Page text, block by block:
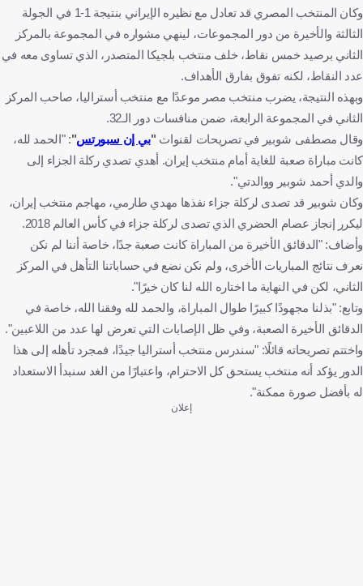
وكان المنتخب المصري قد تعادل مع نظيره الإيراني بنتيجة 1-1 في الجولة
الثالثة والأخيرة من دور المجموعات، لينهي مشواره في المجموعة بالمركز
الثاني برصيد خمس نقاط، خلف منتخب بلجيكا المتصدر، الذي تساوى معه في
عدد النقاط، لكنه تفوق بفارق الأهداف.
وبهذه النتيجة، يضرب منتخب مصر موعدًا مع منتخب أستراليا، صاحب المركز
الثاني في المجموعة الرابعة، ضمن منافسات دور الـ32.
وقال مصطفى شوبير في تصريحات لقنوات "بي إن سبورتس": "الحمد لله،
كانت مباراة صعبة للغاية أمام منتخب إيران. أهدي تصدي ركلة الجزاء إلى
والدي أحمد شوبير ووالدتي".
وكان شوبير قد تصدى لركلة جزاء نفذها مهدي طارمي، مهاجم منتخب إيران،
ليكرر إنجاز عصام الحضري الذي تصدى لركلة جزاء في كأس العالم 2018.
وأضاف: "الدقائق الأخيرة من المباراة كانت صعبة جدًا، خاصة أننا لم نكن
نعرف نتائج المباريات الأخرى، ولم نكن نضع في حساباتنا التأهل في المركز
الثاني، لكن في النهاية ما اختاره الله لنا كان خيرًا".
وتابع: "بذلنا مجهودًا كبيرًا طوال المباراة، والحمد لله وفقنا الله، خاصة في
الدقائق الأخيرة الصعبة، وفي ظل الإصابات التي تعرض لها عدد من اللاعبين".
واختتم تصريحاته قائلًا: "سندرس منتخب أستراليا جيدًا، فمجرد تأهله إلى هذا
الدور يؤكد أنه منتخب يستحق كل الاحترام، واعتبارًا من الغد سنبدأ الاستعداد
له بأفضل صورة ممكنة".
إعلان